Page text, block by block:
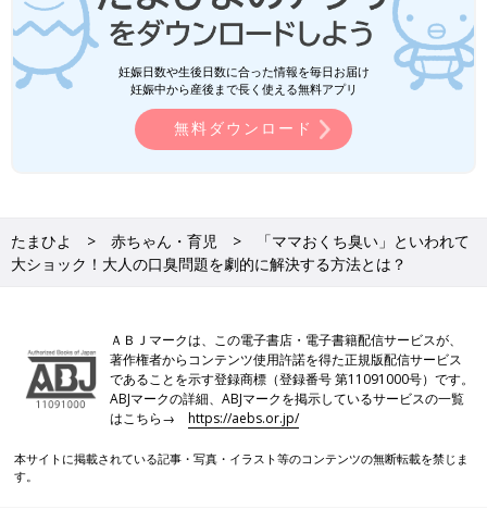
妊娠日数や生後日数に合った情報を毎日お届け
妊娠中から産後まで長く使える無料アプリ
無料ダウンロード
たまひよ 赤ちゃん・育児
「ママおくち臭い」といわれて
大ショック！大人の口臭問題を劇的に解決する方法とは？
ＡＢＪマークは、この電子書店・電子書籍配信サービスが、
著作権者からコンテンツ使用許諾を得た正規版配信サービス
であることを示す登録商標（登録番号 第11091000号）です。
ABJマークの詳細、ABJマークを掲示しているサービスの一覧
はこちら→https://aebs.or.jp/
本サイトに掲載されている記事・写真・イラスト等のコンテンツの無断転載を禁じま
す。